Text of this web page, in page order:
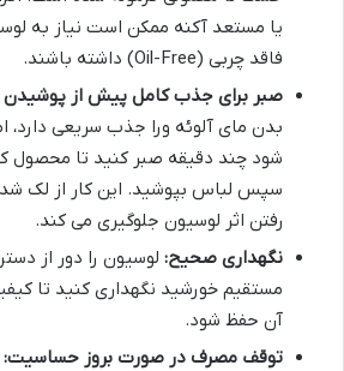
یا مستعد آکنه ممکن است نیاز به
فاقد چربی (Oil-Free) داشته باشند.
صبر برای جذب کامل پیش از
بدن مای آلوئه ورا جذب سریعی
شود چند دقیقه صبر کنید تا محصول
سپس لباس بپوشید. این کار از لک
رفتن اثر لوسیون جلوگیری می کند.
نگهداری صحیح: لوسیون را دور از
مستقیم خورشید نگهداری کنید تا
آن حفظ شود.
توقف مصرف در صورت بروز حساسیت: